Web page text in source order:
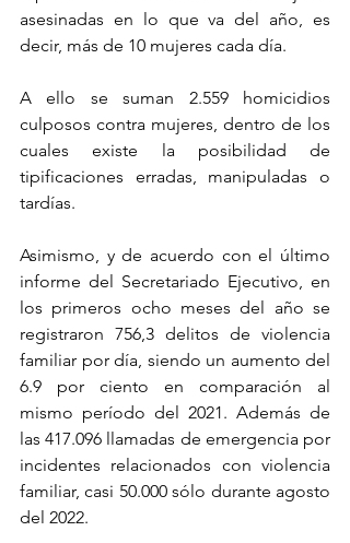
asesinadas en lo que va del año, es
decir, más de 10 mujeres cada día.
A ello se suman 2.559 homicidios
culposos contra mujeres, dentro de los
cuales existe la posibilidad de
tipificaciones erradas, manipuladas o
tardías.
Asimismo, y de acuerdo con el último
informe del Secretariado Ejecutivo, en
los primeros ocho meses del año se
registraron 756,3 delitos de violencia
familiar por día, siendo un aumento del
6.9 por ciento en comparación al
mismo período del 2021. Además de
las 417.096 llamadas de emergencia por
incidentes relacionados con violencia
familiar, casi 50.000 sólo durante agosto
del 2022.